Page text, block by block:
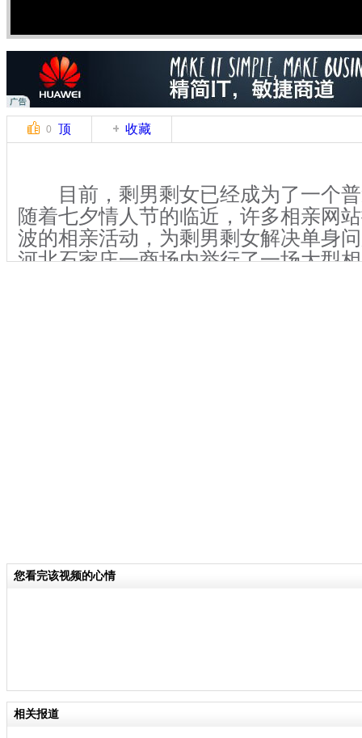
0 顶 收藏
目前，剩男剩女已经成为了一个普
随着七夕情人节的临近，许多相亲网
波的相亲活动，为剩男剩女解决单身
河北石家庄一商场内举行了一场大型
您看完该视频的心情
相关报道